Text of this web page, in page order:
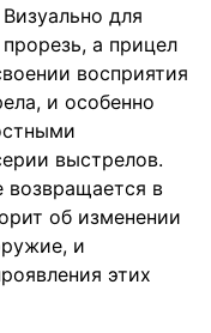
для
а прицел
восприятия
и особенно
выстрелов.
возвращается в
об изменении
и
этих